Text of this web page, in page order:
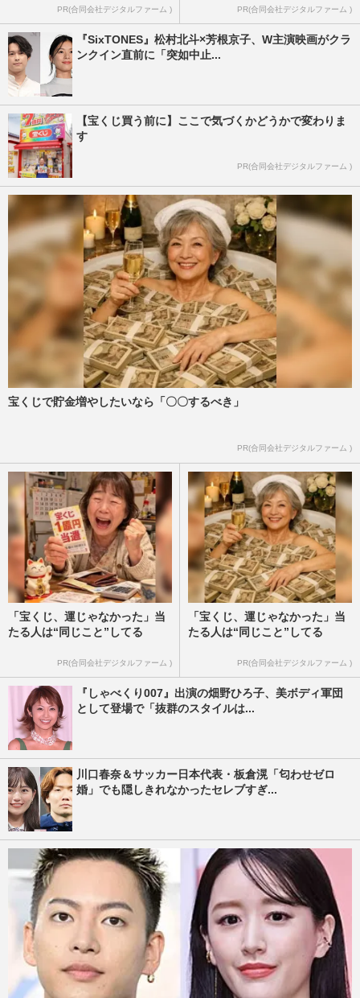
PR(合同会社デジタルファーム ) PR(合同会社デジタルファーム )
『SixTONES』松村北斗×芳根京子、W主演映画がクラ
ンクイン直前に「突如中止...
【宝くじ買う前に】ここで気づくかどうかで変わりま
す
PR(合同会社デジタルファーム )
宝くじで貯金増やしたいなら「〇〇するべき」
PR(合同会社デジタルファーム )
「宝くじ、運じゃなかった」当
たる人は“同じこと”してる
PR(合同会社デジタルファーム )
「宝くじ、運じゃなかった」当
たる人は“同じこと”してる
PR(合同会社デジタルファーム )
『しゃべくり007』出演の畑野ひろ子、美ボディ軍団
として登場で「抜群のスタイルは...
川口春奈＆サッカー日本代表・板倉滉「匂わせゼロ
婚」でも隠しきれなかったセレブすぎ...